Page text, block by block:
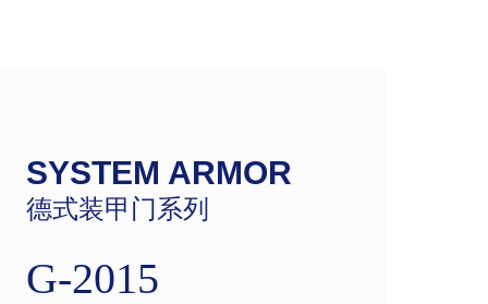
SYSTEM ARMOR
德式装甲门系列
G-2015